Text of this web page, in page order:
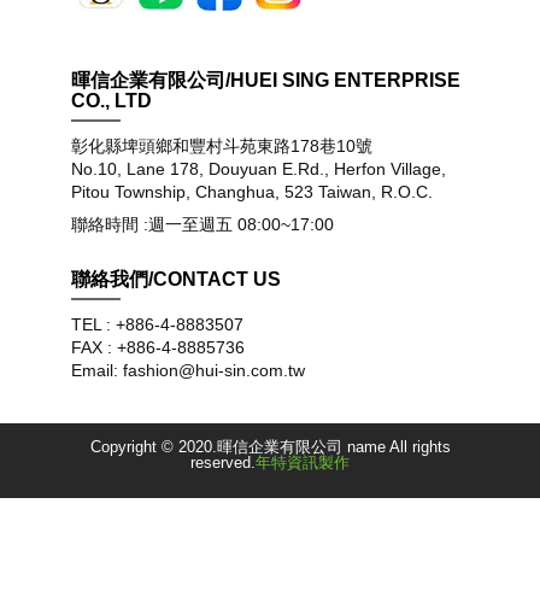
暉信企業有限公司/HUEI SING ENTERPRISE
CO., LTD
彰化縣埤頭鄉和豐村斗苑東路178巷10號
No.10, Lane 178, Douyuan E.Rd., Herfon Village,
Pitou Township, Changhua, 523 Taiwan, R.O.C.
聯絡時間 :週一至週五 08:00~17:00
聯絡我們/CONTACT US
TEL : +886-4-8883507
FAX : +886-4-8885736
Email: fashion@hui-sin.com.tw
Copyright © 2020.暉信企業有限公司 name All rights
reserved. 年特資訊製作